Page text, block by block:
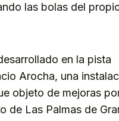
las bolas del
en la pista
Arocha, una
objeto de mejoras
de Las Palmas de